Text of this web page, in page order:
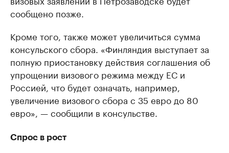
сообщено позже.
Кроме того, также может увеличиться сумма
консульского сбора. «Финляндия выступает за
полную приостановку действия соглашения об
упрощении визового режима между ЕС и
Россией, что будет означать, например,
увеличение визового сбора с 35 евро до 80
евро», — сообщили в консульстве.
Спрос в рост